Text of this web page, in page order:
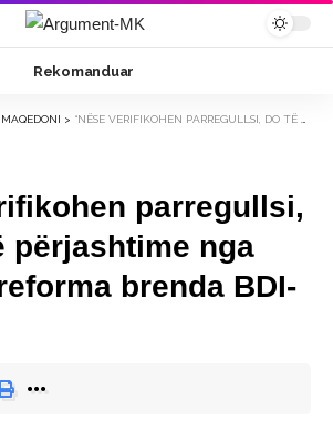
Rekomanduar
MAQEDONI > “NËSE VERIFIKOHEN PARREGULLSI, DO TË KETË PËRJASHTIME NGA PARTIA” – REFORMA BRENDA BDI-SË
parregullsi,
përjashtime nga
brenda BDI-